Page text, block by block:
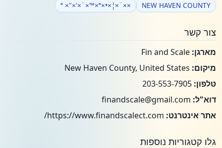
NEW HAVEN COUNTY
××¨×¦×•×ª ×"×'×¨×™×ª
צור קשר
מארגן:
מיקום:
טלפון:
דוא"ל: finandscale@gmail.com
אתר אינטרנט:
גלו קטגוריות נוספות